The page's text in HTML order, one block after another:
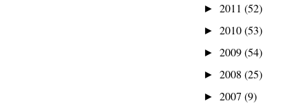
► 2011 (52)
► 2010(53)
► 2009(54)
► 2008 (25)
► 2007 (9)